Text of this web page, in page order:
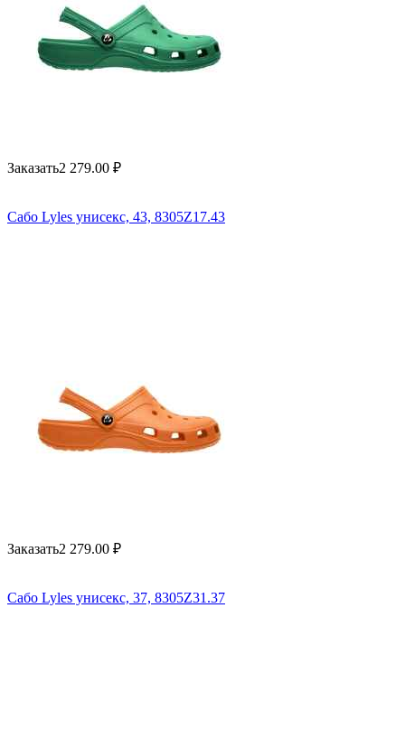
Заказать2 279.00 ₽
Сабо Lyles унисекс, 43, 8305Z17.43
Заказать2 279.00 ₽
Сабо Lyles унисекс, 37, 8305Z31.37